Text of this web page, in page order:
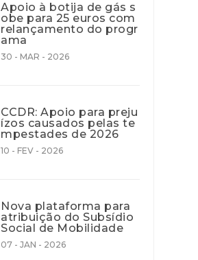
Apoio à botija de gás s
obe para 25 euros com
relançamento do progr
ama
30 - MAR - 2026
CCDR: Apoio para preju
ízos causados pelas te
mpestades de 2026
10 - FEV - 2026
Nova plataforma para
atribuição do Subsídio
Social de Mobilidade
07 - JAN - 2026